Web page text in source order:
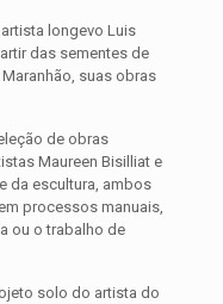
artista longevo Luis
das sementes de
suas obras
de obras
Maureen Bisilliat e
da escultura, ambos
processos manuais,
ou o trabalho de
solo do artista do